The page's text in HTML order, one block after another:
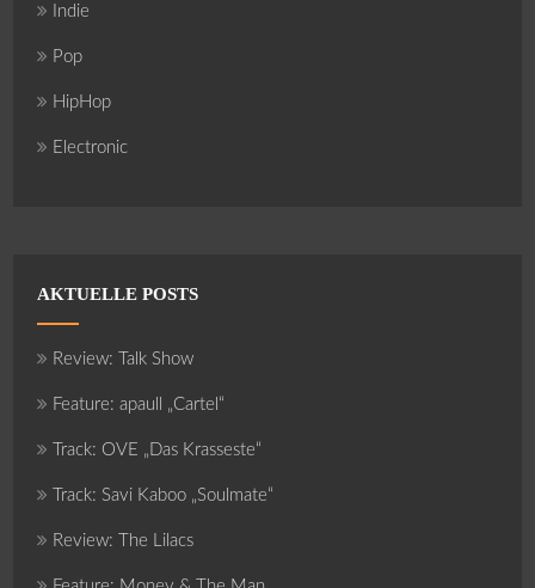
Indie
Pop
HipHop
Electronic
AKTUELLE POSTS
Review: Talk Show
Feature: apaull „Cartel“
Track: OVE „Das Krasseste“
Track: Savi Kaboo „Soulmate“
Review: The Lilacs